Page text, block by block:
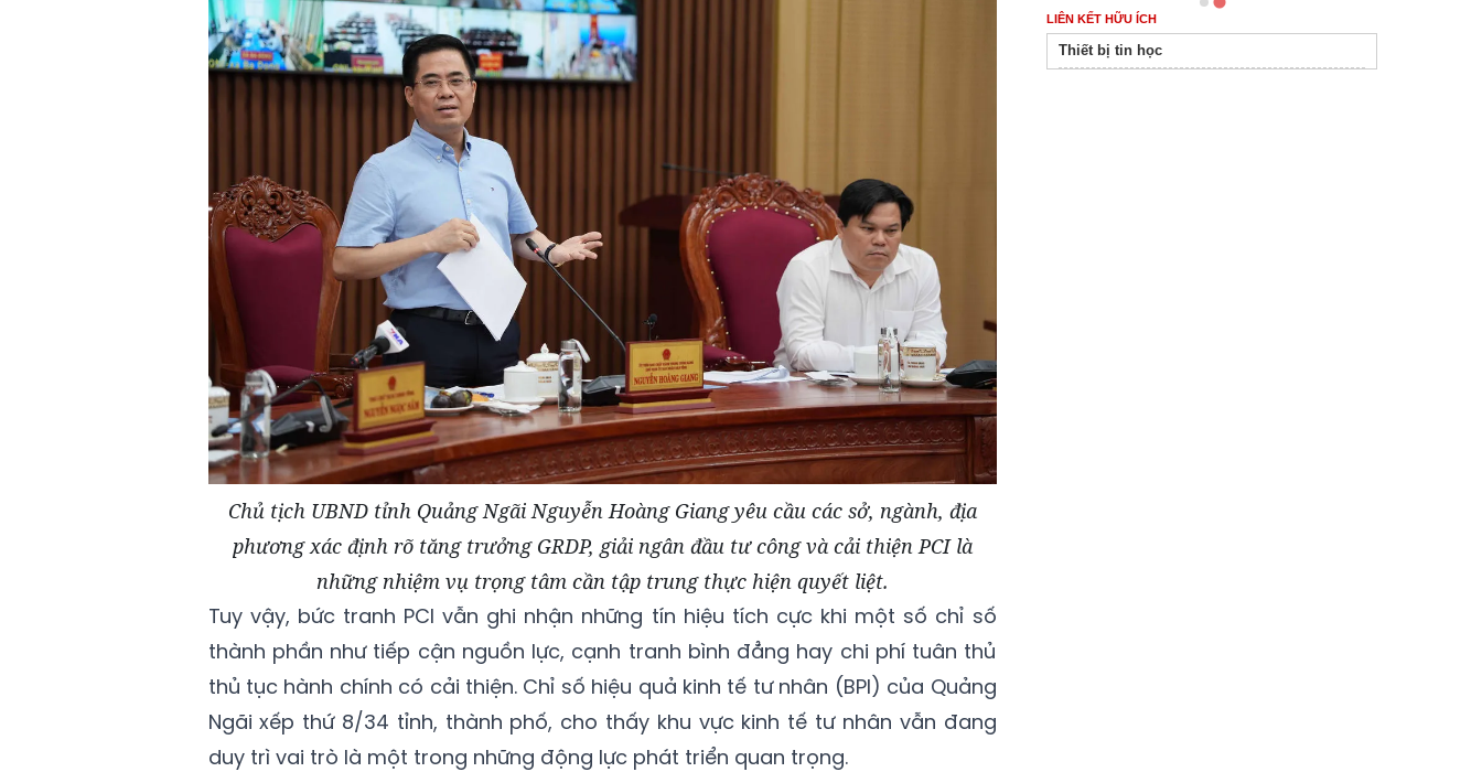
Chủ tịch UBND tỉnh Quảng Ngãi Nguyễn Hoàng Giang yêu cầu các sở, ngành, địa
phương xác định rõ tăng trưởng GRDP, giải ngân đầu tư công và cải thiện PCI là
những nhiệm vụ trọng tâm cần tập trung thực hiện quyết liệt.
Tuy vậy, bức tranh PCI vẫn ghi nhận những tín hiệu tích cực khi một số chỉ số
thành phần như tiếp cận nguồn lực, cạnh tranh bình đẳng hay chi phí tuân thủ
thủ tục hành chính có cải thiện. Chỉ số hiệu quả kinh tế tư nhân (BPI) của Quảng
Ngãi xếp thứ 8/34 tỉnh, thành phố, cho thấy khu vực kinh tế tư nhân vẫn đang
duy trì vai trò là một trong những động lực phát triển quan trọng.
LIÊN KẾT HỮU ÍCH
Thiết bị tin học